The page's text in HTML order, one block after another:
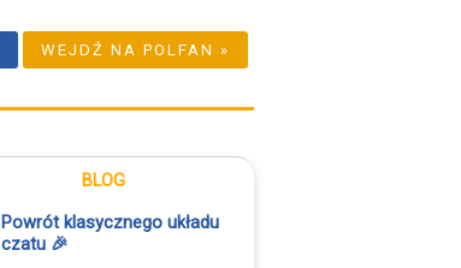
WEJDŹ NA POLFAN »
BLOG
Powrót klasycznego układu
czatu 🎉